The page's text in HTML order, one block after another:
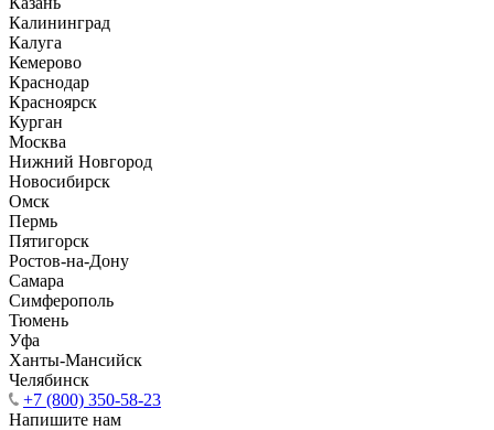
Калининград
Калуга
Кемерово
Краснодар
Красноярск
Курган
Москва
Нижний Новгород
Новосибирск
Омск
Пермь
Пятигорск
Ростов-на-Дону
Самара
Симферополь
Тюмень
Уфа
Ханты-Мансийск
Челябинск
+7 (800) 350-58-23
Напишите нам